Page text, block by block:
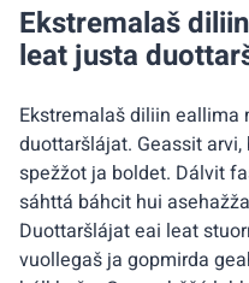
Ekstremalaš
leat justa
Ekstremalaš diliin eallima
duottaršlájat. Geassit
spežžot ja boldet. Dálvit
sáhttá báhcit hui
Duottaršlájat eai leat
vuollegaš ja gopmirda